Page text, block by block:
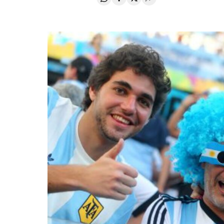
Compartir en Whatsapp
Compartir en Facebook
Compartir en Twitter
Desplegar Redes